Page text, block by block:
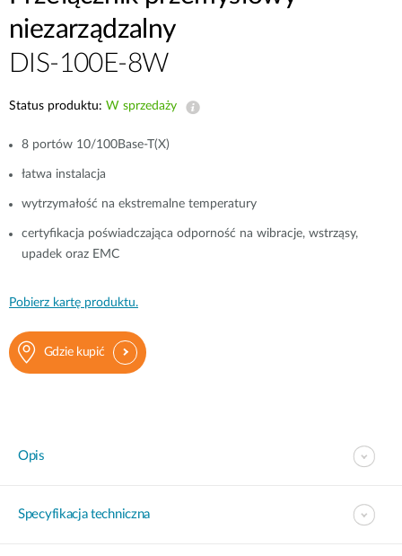
niezarządzalny
DIS-100E-8W
Status produktu: W sprzedaży
8 portów 10/100Base-T(X)
łatwa instalacja
wytrzymałość na ekstremalne temperatury
certyfikacja poświadczająca odporność na wibracje, wstrząsy,
upadek oraz EMC
Pobierz kartę produktu.
Gdzie kupić
Opis
Specyfikacja techniczna